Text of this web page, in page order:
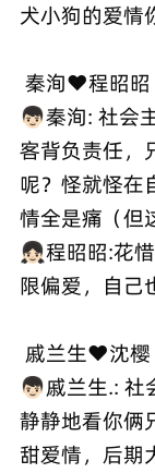
犬小狗的爱情
秦洵❤️程昭昭
👦🏻秦洵: 社
客背负责任，
呢？怪就怪在
情全是痛（但
👧🏻程昭昭:花
限偏爱，自己
戚兰生❤️沈樱
👦🏻戚兰生.:
静静地看你俩
甜爱情，后期